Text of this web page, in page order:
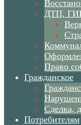
ДТП,
Право
Гражданское
Сделка,
Потребителям